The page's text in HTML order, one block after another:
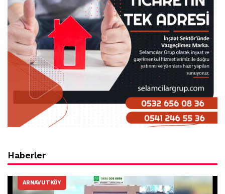
Haberler
ARNAVUTKÖY